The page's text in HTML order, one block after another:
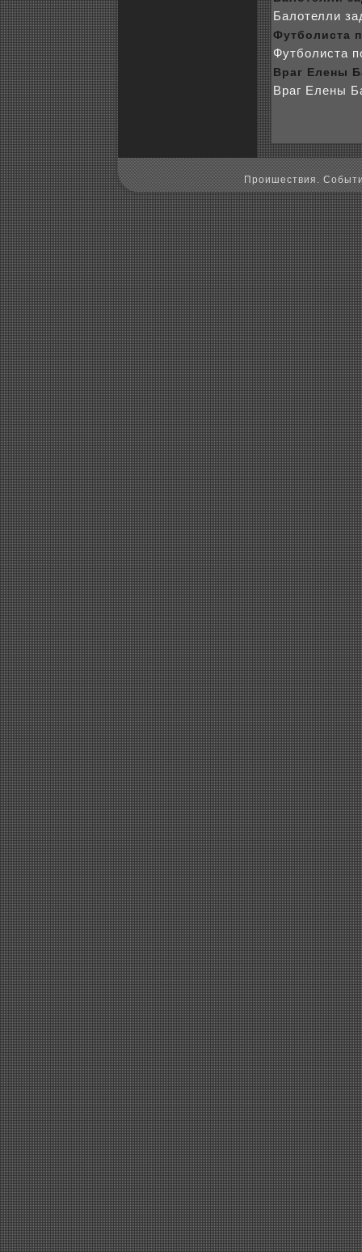
Балотелли
Футбoлиста
Футбoлиста
Враг Елены
Враг Елены
Пpoишествия.